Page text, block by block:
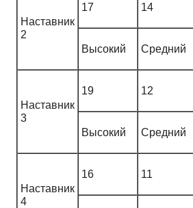
Наставник
2
17 14
Высокий Средний
Наставник
3
19 12
Высокий Средний
Наставник
4
16 11